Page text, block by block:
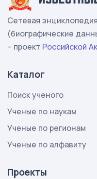
Сетевая
(биографические
– проект Российской
Каталог
Поиск ученого
Ученые по наукам
Ученые по регионам
Ученые по алфавиту
Проекты